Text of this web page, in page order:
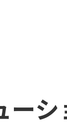
テナンススマート
ーシ